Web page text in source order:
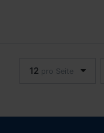
12 pro Seite